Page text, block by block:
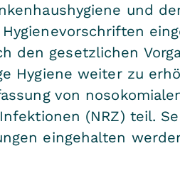
und
den gesetzlichen
Hygiene weiter zu
von
(NRZ) teil.
eingehalten